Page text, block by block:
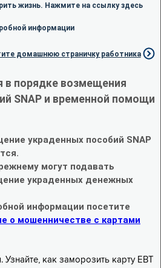
жизнь. Нажмите на ссылку здесь
информации
домашнюю страничку работника
в порядке возмещения
SNAP и временной помощи
украденных пособий SNAP
могут подавать
украденных денежных
информации посетите
о мошенничестве с картами
как заморозить карту EBT